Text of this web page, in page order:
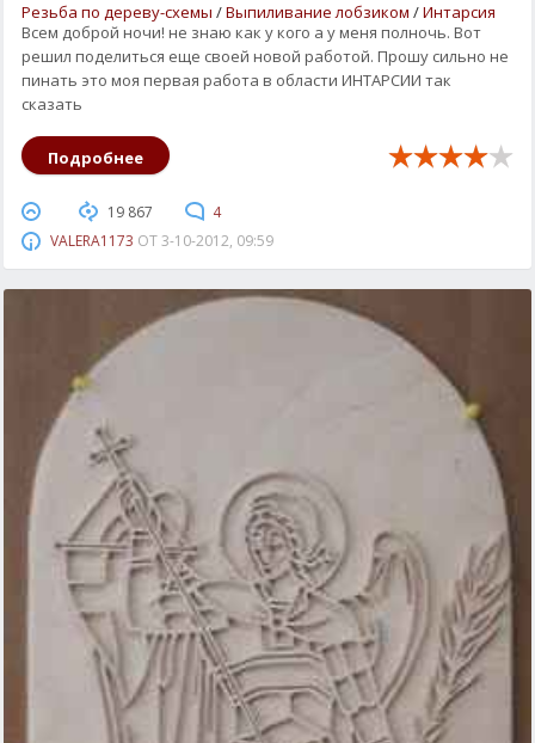
Резьба по дереву-схемы /Выпиливание лобзиком /Интарсия
Всем доброй ночи! не знаю как у кого а у меня полночь. Вот
решил поделиться еще своей новой работой. Прошу сильно не
пинать это моя первая работа в области ИНТАРСИИ так
сказать
Подробнее
19 867
4
VALERA1173 ОТ3-10-2012, 09:59